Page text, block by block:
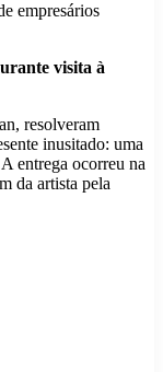
empresários
visita à
resolveram
inusitado: uma
entrega ocorreu na
da artista pela